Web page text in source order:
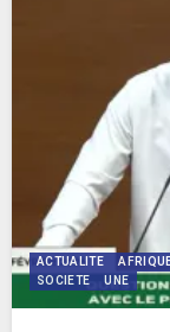
ACTUALITE
SOCIETE
UNE